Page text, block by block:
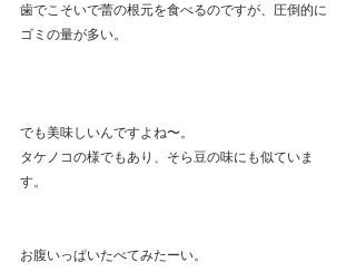
歯でこそいで蕾の根元を食べるのですが、圧倒的に
ゴミの量が多い。
でも美味しいんですよね〜。
タケノコの様でもあり、そら豆の味にも似ていま
す。
お腹いっぱいたべてみたーい。